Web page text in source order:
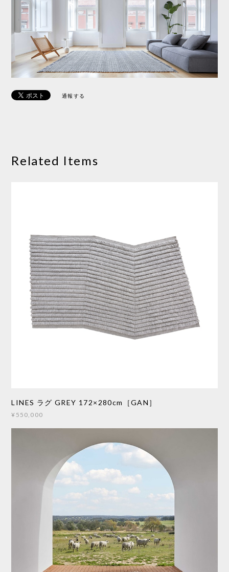
通報する
Related Items
LINES ラグ GREY 172×280cm［GAN］
¥550,000